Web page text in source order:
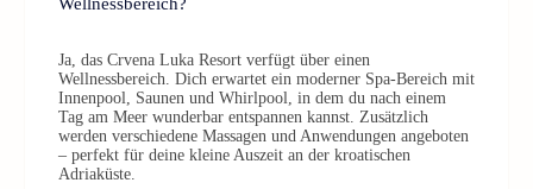
Ja, das Crvena Luka Resort verfügt über einen
Wellnessbereich. Dich erwartet ein moderner Spa-Bereich mit
Innenpool, Saunen und Whirlpool, in dem du nach einem
Tag am Meer wunderbar entspannen kannst. Zusätzlich
werden verschiedene Massagen und Anwendungen angeboten
– perfekt für deine kleine Auszeit an der kroatischen
Adriaküste.